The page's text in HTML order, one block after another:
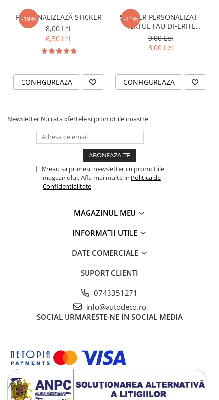
STICKERE PERSONALIZATE
PRODUSE PERSONALIZATE FIRME
CARTI DE VIZITA
ECHIPAMENT DE LUCRU
PLACUTE INFORMATIVE
BANNERE PERSONALIZATE
TRICOURI MĂRCI AUTO
TRICOURI AUDI
TRICOURI BMW
TRICOURI FORD
TRICOURI HONDA
TRICOURI VOLKSWAGEN
PENTRU PASIONATII AUTO
TRICOURI AMUZANTE
TRICOURI CU PROFESII
TRICOURI CUPLURI/TINERI
CASATORITI
TRICOURI DAMA
-19%
PERSONALIZEAZĂ STICKER
8,00 Lei
6,50 Lei
CONFIGUREAZA
-11%
STICKER PERSONALIZAT -
TEXTUL TAU DIFERITE
FONTURI
9,00 Lei
8,00 Lei
CONFIGUREAZA
Newsletter Nu rata ofertele si promotiile noastre
Vreau sa primesc newsletter cu promotiile
magazinului. Afla mai multe in Politica de
Confidentialitate
MAGAZINUL MEU
INFORMATII UTILE
DATE COMERCIALE
SUPORT CLIENTI
0743351271
info@autodeco.ro
SOCIAL URMARESTE-NE IN SOCIAL MEDIA